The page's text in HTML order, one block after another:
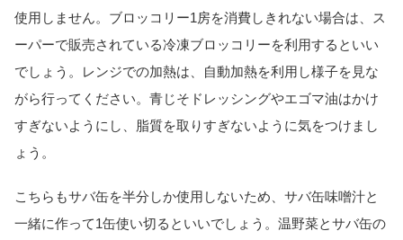
使用しません。ブロッコリー1房を消費しきれない場合は、ス
ーパーで販売されている冷凍ブロッコリーを利用するといい
でしょう。レンジでの加熱は、自動加熱を利用し様子を見な
がら行ってください。青じそドレッシングやエゴマ油はかけ
すぎないようにし、脂質を取りすぎないように気をつけまし
ょう。
こちらもサバ缶を半分しか使用しないため、サバ缶味噌汁と
一緒に作って1缶使い切るといいでしょう。温野菜とサバ缶の
当サイトとは カテゴリ シェア PAGE TOP